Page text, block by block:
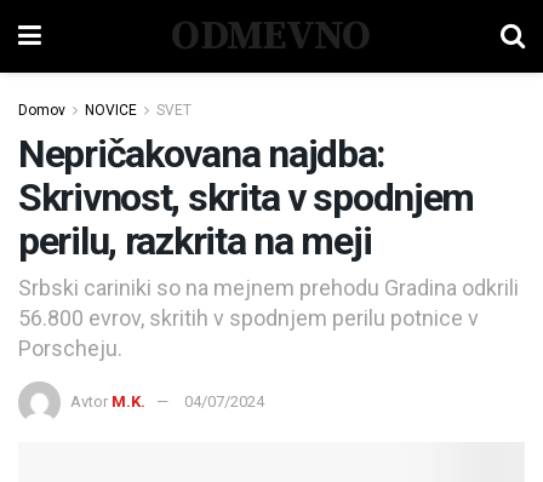
ODMEVNO
Domov NOVICE SVET
Nepričakovana najdba:
Skrivnost, skrita v spodnjem
perilu, razkrita na meji
Srbski cariniki so na mejnem prehodu Gradina odkrili
56.800 evrov, skritih v spodnjem perilu potnice v
Porscheju.
Avtor M.K. 04/07/2024